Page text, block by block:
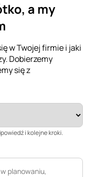
a my
w Twojej firmie i jaki
Dobierzemy
się z
i kolejne kroki.